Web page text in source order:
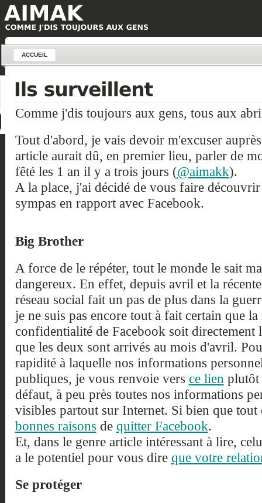
ACCUEIL
Comme j'dis toujours aux gens, tous aux
Tout d'abord, je vais devoir m'excuser
article aurait dû, en premier lieu, parler de
fêté les 1 an il y a trois jours (@aimakk).
A la place, j'ai décidé de vous faire
sympas en rapport avec Facebook.
Big Brother
A force de le répéter, tout le monde le sait
dangereux. En effet, depuis avril et la
réseau social fait un pas de plus dans la
je ne suis pas encore tout à fait certain que
confidentialité de Facebook soit
que les deux sont arrivés au mois d'avril.
rapidité à laquelle nos informations
publiques, je vous renvoie vers ce lien plutôt
défaut, à peu près toutes nos informations
visibles partout sur Internet. Si bien que tout
bonnes raisons de quitter Facebook.
Et, dans le genre article intéressant à lire,
a le potentiel pour vous dire que votre
Se protéger